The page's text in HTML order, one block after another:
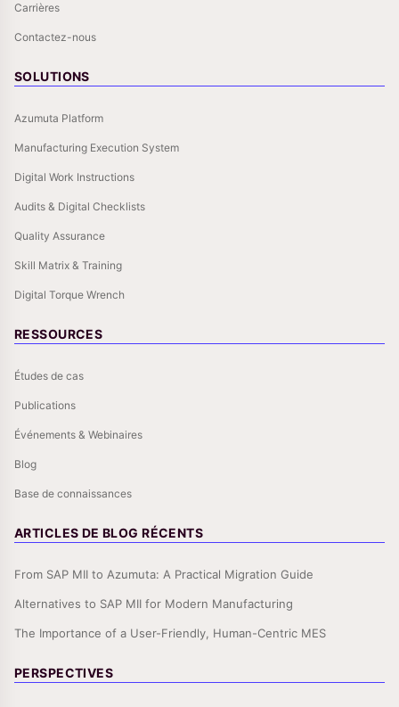
Carrières
Contactez-nous
SOLUTIONS
Azumuta Platform
Manufacturing Execution System
Digital Work Instructions
Audits & Digital Checklists
Quality Assurance
Skill Matrix & Training
Digital Torque Wrench
RESSOURCES
Études de cas
Publications
Événements & Webinaires
Blog
Base de connaissances
ARTICLES DE BLOG RÉCENTS
From SAP MII to Azumuta: A Practical Migration Guide
Alternatives to SAP MII for Modern Manufacturing
The Importance of a User-Friendly, Human-Centric MES
PERSPECTIVES